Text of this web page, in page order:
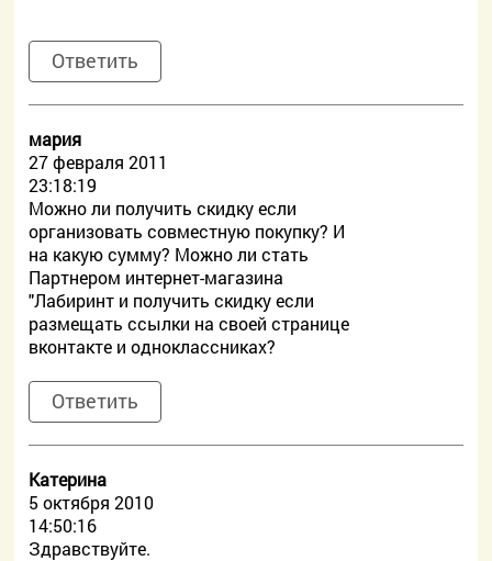
Ответить
мария
27 февраля 2011
23:18:19
Можно ли получить скидку если
организовать совместную покупку? И
на какую сумму? Можно ли стать
Партнером интернет-магазина
"Лабиринт и получить скидку если
размещать ссылки на своей странице
вконтакте и одноклассниках?
Ответить
Катерина
5 октября 2010
14:50:16
Здравствуйте.